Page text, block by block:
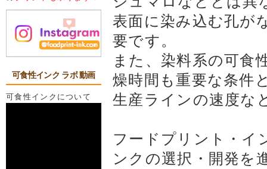
可食性インク ラボ 動画
可食性インクについて
表面に染み込む孔が
要です。
また、染料系の可食
燥時間も重要な条件
生産ラインの速度な
フードプリント・イ
ンクの選択・開発を